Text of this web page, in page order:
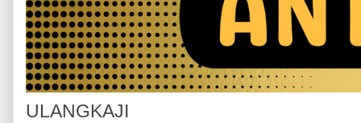
ULANGKAJI